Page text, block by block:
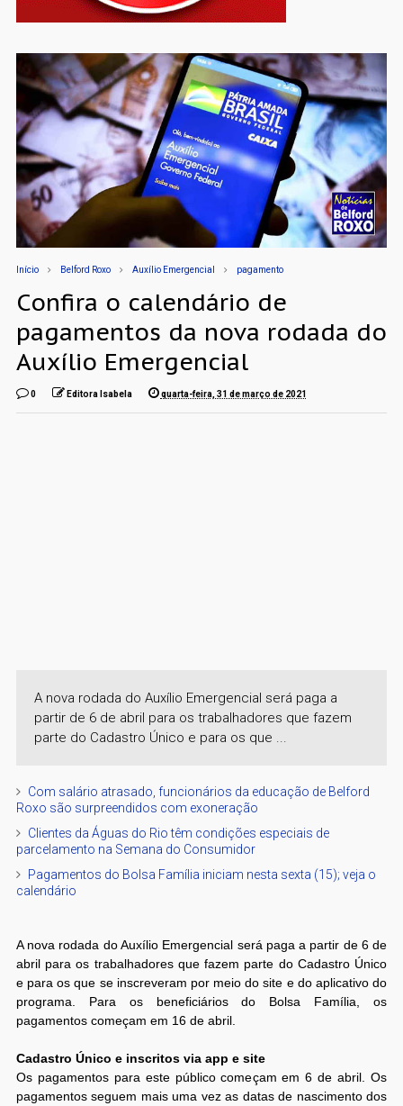
Início Belford Roxo Auxílio Emergencial pagamento
Confira o calendário de
pagamentos da nova rodada do
Auxílio Emergencial
0 Editora Isabela quarta-feira, 31 de março de 2021
A nova rodada do Auxílio Emergencial será paga a
partir de 6 de abril para os trabalhadores que fazem
parte do Cadastro Único e para os que ...
Com salário atrasado, funcionários da educação de Belford
Roxo são surpreendidos com exoneração
Clientes da Águas do Rio têm condições especiais de
parcelamento na Semana do Consumidor
Pagamentos do Bolsa Família iniciam nesta sexta (15); veja o
calendário
A nova rodada do Auxílio Emergencial será paga a partir de 6 de
abril para os trabalhadores que fazem parte do Cadastro Único
e para os que se inscreveram por meio do site e do aplicativo do
programa. Para os beneficiários do Bolsa Família, os
pagamentos começam em 16 de abril.
Cadastro Único e inscritos via app e site
Os pagamentos para este público começam em 6 de abril. Os
pagamentos seguem mais uma vez as datas de nascimento dos